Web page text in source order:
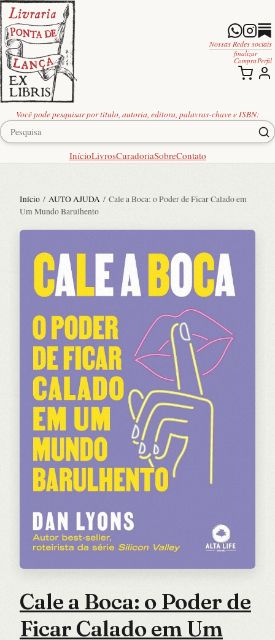
Você pode pesquisar por título, autoria, editora, palavras-chave e ISBN:
InícioLivrosCuradoriaSobreContato
Nossas Redes sociais
finalizar
Compra Perfil
Início / AUTO AJUDA / Cale a Boca: o Poder de Ficar Calado em
Um Mundo Barulhento
Cale a Boca: o Poder de
Ficar Calado em Um